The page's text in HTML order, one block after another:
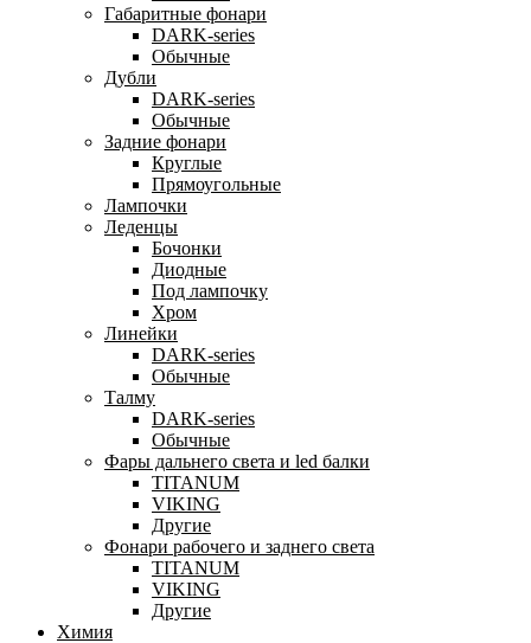
Габаритные фонари
DARK-series
Обычные
Дубли
DARK-series
Обычные
Задние фонари
Круглые
Прямоугольные
Лампочки
Леденцы
Бочонки
Диодные
Под лампочку
Хром
Линейки
DARK-series
Обычные
Талму
DARK-series
Обычные
Фары дальнего света и led балки
TITANUM
VIKING
Другие
Фонари рабочего и заднего света
TITANUM
VIKING
Другие
Химия